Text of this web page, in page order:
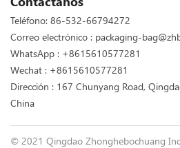
Teléfono: 86-532-66794272
Correo electrónico : packaging-
WhatsApp : +8615610577281
Wechat : +8615610577281
Dirección : 167 Chunyang Road,
China
© 2021 Qingdao Zhonghebochuang